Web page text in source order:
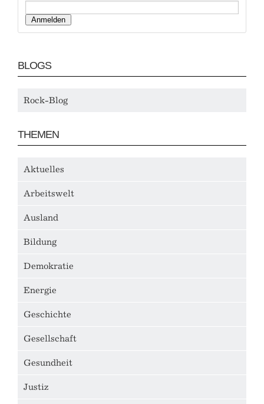
BLOGS
Rock-Blog
THEMEN
Aktuelles
Arbeitswelt
Ausland
Bildung
Demokratie
Energie
Geschichte
Gesellschaft
Gesundheit
Justiz